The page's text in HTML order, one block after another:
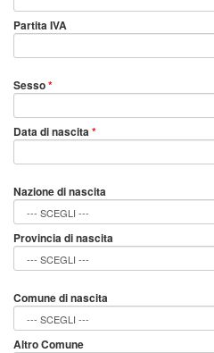
Partita IVA
Sesso*
Data di nascita*
Nazione di nascita
Provincia di nascita
Comune di nascita
Altro Comune